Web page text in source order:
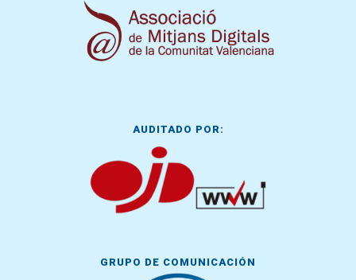
AUDITADO POR:
GRUPO DE COMUNICACIÓN